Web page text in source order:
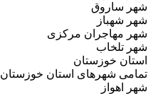
شهر ساروق
شهر شهباز
شهر مهاجران مرکزی
شهر تلخاب
استان خوزستان
تمامی شهرهای استان خوزستان
شهر اهواز